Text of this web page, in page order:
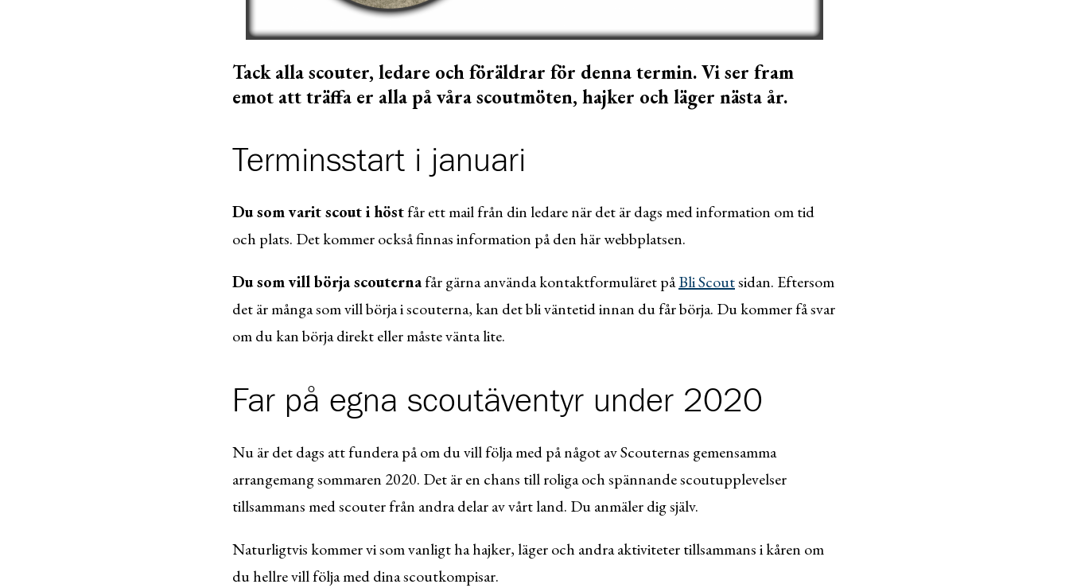
Tack alla scouter, ledare och föräldrar för denna termin. Vi ser fram
emot att träffa er alla på våra scoutmöten, hajker och läger nästa år.
Terminsstart i januari
Du som varit scout i höstfår ett mail från din ledare när det är dags med information om tid
och plats. Det kommer också finnas information på den här webbplatsen.
Du som vill börja scouternafår gärna använda kontaktformuläret påBli Scoutsidan. Eftersom
det är många som vill börja i scouterna, kan det bli väntetid innan du får börja. Du kommer få svar
om du kan börja direkt eller måste vänta lite.
Far på egna scoutäventyr under 2020
Nu är det dags attfundera påom du vill följa med på något av Scouternas gemensamma
arrangemang sommaren 2020. Det är en chans till roliga och spännande scoutupplevelser
tillsammans med scouter från andra delar av vårt land. Du anmäler dig själv.
Naturligtvis kommer vi som vanligt ha hajker, läger och andra aktiviteter tillsammans i kåren om
du hellre vill följa med dina scoutkompisar.